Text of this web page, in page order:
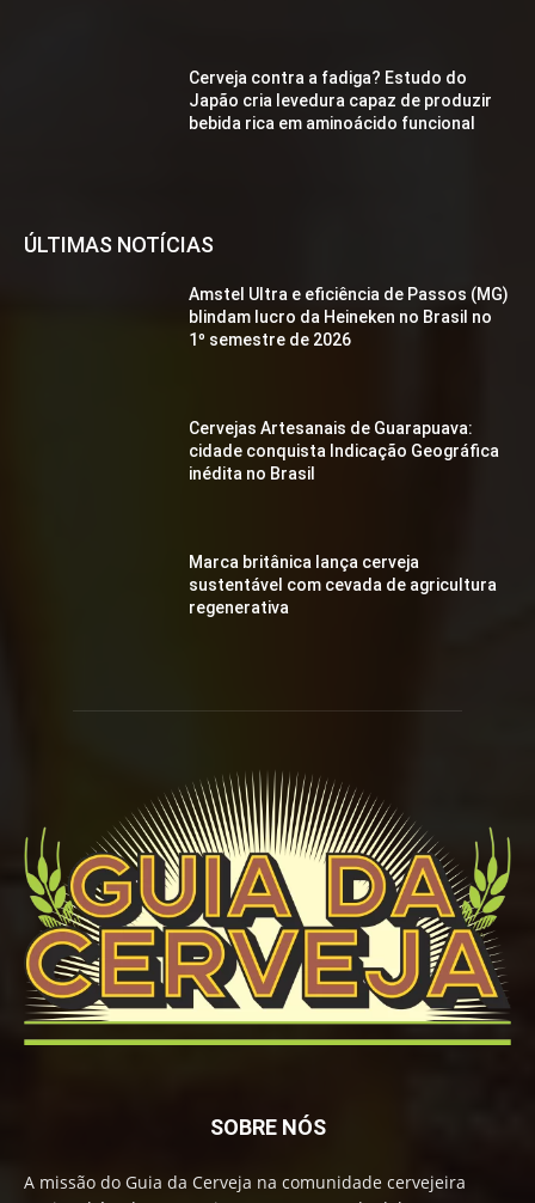
Cerveja contra a fadiga? Estudo do
Japão cria levedura capaz de produzir
bebida rica em aminoácido funcional
ÚLTIMAS NOTÍCIAS
Amstel Ultra e eficiência de Passos (MG)
blindam lucro da Heineken no Brasil no
1º semestre de 2026
Cervejas Artesanais de Guarapuava:
cidade conquista Indicação Geográfica
inédita no Brasil
Marca britânica lança cerveja
sustentável com cevada de agricultura
regenerativa
SOBRE NÓS
A missão do Guia da Cerveja na comunidade cervejeira